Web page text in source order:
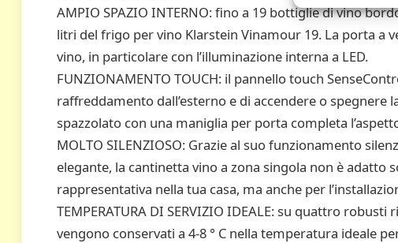
AMPIO SPAZIO INTERNO: fino a 19 bottiglie di vino
litri del frigo per vino Klarstein Vinamour 19. La porta a
vino, in particolare con l’illuminazione interna a LED.
FUNZIONAMENTO TOUCH: il pannello touch
raffreddamento dall’esterno e di accendere o spegnere
spazzolato con una maniglia per porta completa
MOLTO SILENZIOSO: Grazie al suo funzionamento
elegante, la cantinetta vino a zona singola non è adatto
rappresentativa nella tua casa, ma anche per
TEMPERATURA DI SERVIZIO IDEALE: su quattro
vengono conservati a 4-8 ° C nella temperatura ideale